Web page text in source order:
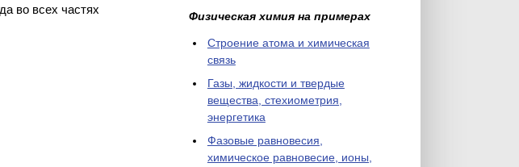
во всех частях
Физическая химия на примерах
Cтроение атома и химическая
связь
Газы, жидкости и твердые
вещества, стехиометрия,
энергетика
Фазовые равновесия,
химическое равновесие, ионы,